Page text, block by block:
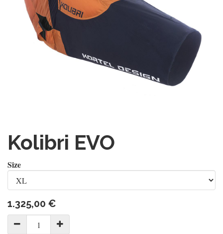
Kolibri EVO
Size
1.325,00 €